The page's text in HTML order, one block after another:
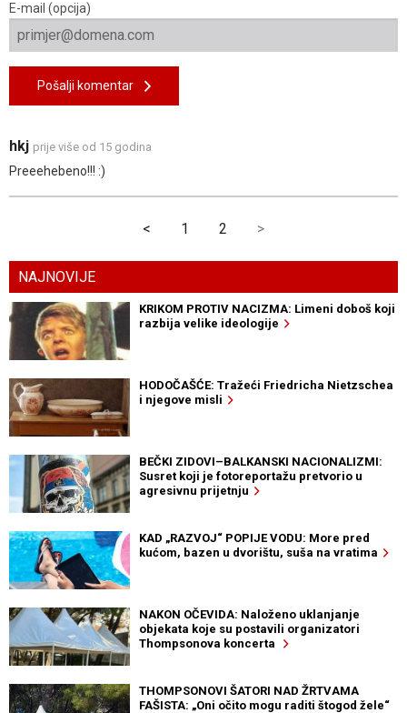
E-mail (opcija)
Pošalji komentar
hkj prije više od 15 godina
Preeehebeno!!! :)
< 1 2 >
NAJNOVIJE
KRIKOM PROTIV NACIZMA: Limeni doboš koji
razbija velike ideologije
HODOČAŠĆE: Tražeći Friedricha Nietzschea
i njegove misli
BEČKI ZIDOVI–BALKANSKI NACIONALIZMI:
Susret koji je fotoreportažu pretvorio u
agresivnu prijetnju
KAD „RAZVOJ“ POPIJE VODU: More pred
kućom, bazen u dvorištu, suša na vratima
NAKON OČEVIDA: Naloženo uklanjanje
objekata koje su postavili organizatori
Thompsonova koncerta
THOMPSONOVI ŠATORI NAD ŽRTVAMA
FAŠISTA: „Oni očito mogu raditi štogod žele“